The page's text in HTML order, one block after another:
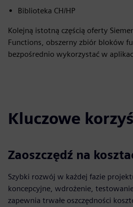
Biblioteka CH/HP
Kolejną istotną częścią oferty
Functions, obszerny zbiór bloków
bezpośrednio wykorzystać w
Kluczowe
Zaoszczędź na
Szybki rozwój w każdej fazie
koncepcyjne, wdrożenie,
zapewnia trwałe oszczędności